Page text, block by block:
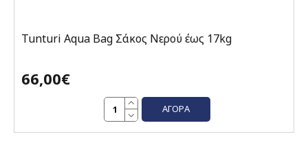
Tunturi Aqua Bag Σάκος Νερού έως 17kg
66,00€
ΑΓΟΡΆ